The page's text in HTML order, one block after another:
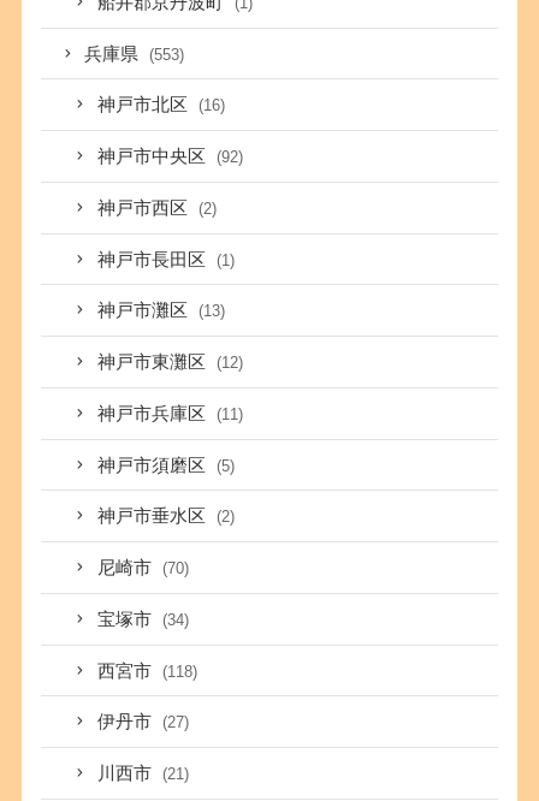
兵庫県 (553)
神戸市北区 (16)
神戸市中央区 (92)
神戸市西区 (2)
神戸市長田区 (1)
神戸市灘区 (13)
神戸市東灘区 (12)
神戸市兵庫区 (11)
神戸市須磨区 (5)
神戸市垂水区 (2)
尼崎市 (70)
宝塚市 (34)
西宮市 (118)
伊丹市 (27)
川西市 (21)